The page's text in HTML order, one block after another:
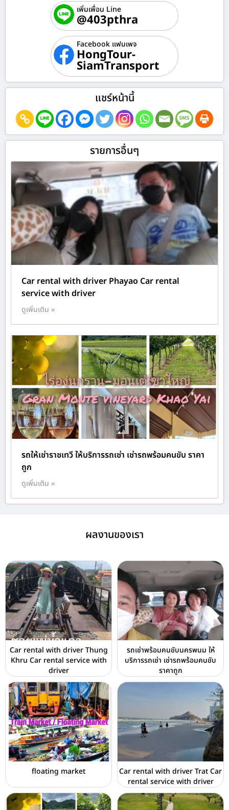
เพิ่มเพื่อน Line
@403pthra
Facebook แฟนเพจ
HongTour-
SiamTransport
แชร์หน้านี้
รายการอื่นๆ
Car rental with driver Phayao Car rental
service with driver
ดูเพิ่มเติม »
รถให้เช่าราชเทวี ให้บริการรถเช่า เช่ารถพร้อมคนขับ ราคา
ถูก
ดูเพิ่มเติม »
ผลงานของเรา
Car rental with driver Thung
Khru Car rental service with
driver
รถเช่าพร้อมคนขับนครพนม ให้
บริการรถเช่า เช่ารถพร้อมคนขับ
ราคาถูก
floating market
Car rental with driver Trat Car
rental service with driver